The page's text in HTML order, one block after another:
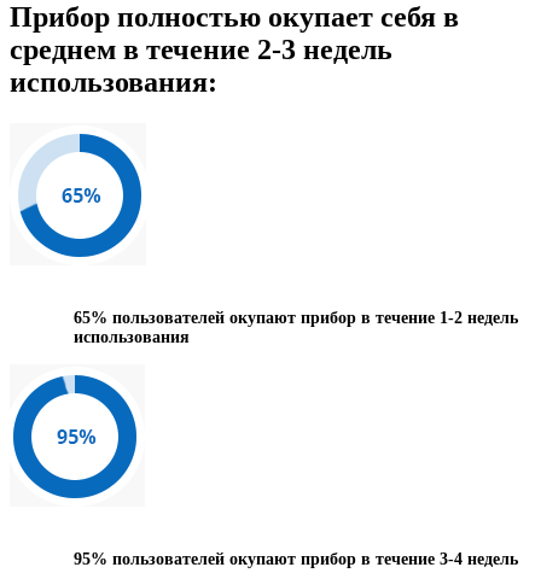
Прибор полностью окупает себя в
среднем в течение 2-3 недель
использования:
65% пользователей окупают прибор в течение 1-2 недель
использования
95% пользователей окупают прибор в течение 3-4 недель